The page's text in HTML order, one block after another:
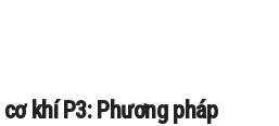
khí P3: Phương pháp